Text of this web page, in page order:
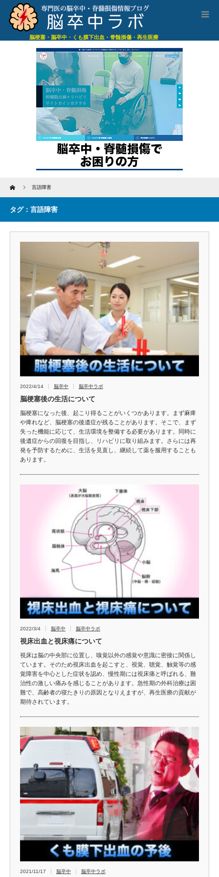
脳梗塞・脳卒中・くも膜下出血・脊髄損傷・再生医療
Home 言語障害
タグ：言語障害
2022/4/14 脳卒中 脳卒中ラボ
脳梗塞後の生活について
脳梗塞になった後、起こり得ることがいくつかあります。まず麻痺
や痺れなど、脳梗塞の後遺症が残ることがあります。そこで、まず
失った機能に応じて、生活環境を整備する必要があります。同時に
後遺症からの回復を目指し、リハビリに取り組みます。さらには再
発を予防するために、生活を見直し、継続して薬を服用することも
あります。
2022/3/4 脳卒中 脳卒中ラボ
視床出血と視床痛について
視床は脳の中央部に位置し、嗅覚以外の感覚や意識に密接に関係し
ています。そのため視床出血を起こすと、視覚、聴覚、触覚等の感
覚障害を中心とした症状を認め、慢性期には視床痛と呼ばれる、難
治性の激しい痛みを感じることがあります。急性期の外科治療は困
難で、高齢者の寝たきりの原因となりえますが、再生医療の貢献が
期待されています。
2021/11/17 脳卒中 脳卒中ラボ